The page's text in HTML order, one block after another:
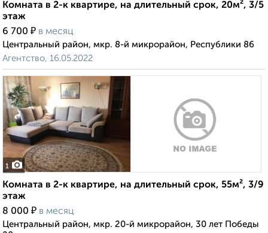
Комната в 2-к квартире, на длительный срок, 20м², 3/5
этаж
6 700 ₽ в месяц
Центральный район, мкр. 8-й микрорайон, Республики 86
Агентство, 16.05.2022
1
Комната в 2-к квартире, на длительный срок, 55м², 3/9
этаж
8 000 ₽ в месяц
Центральный район, мкр. 20-й микрорайон, 30 лет Победы